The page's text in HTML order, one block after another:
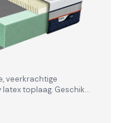
veerkrachtige
toplaag. Geschikt
leveren op